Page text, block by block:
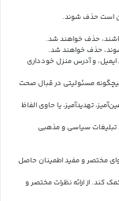
است حذف شوند.
حذف خواهند شد.
شوند، حذف خواهند شد.
ایمیل، و آدرس منزل خودداری
مسئولیتی در قبال صحت
تهدیدآمیز، یا حاوی الفاظ
تبلیغات سیاسی و مذهبی
500 کاراکتر باشند تا از محتوای مختصر و مفید اطمینان حاصل
کمک کند.از ارائه نظرات مختصر و